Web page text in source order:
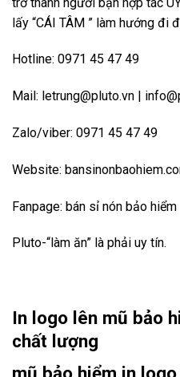
lấy “CÁI TÂM ” làm hướng đi
Hotline: 0971 45 47 49
Mail: letrung@pluto.vn |
Zalo/viber: 0971 45 47 49
Website:
Fanpage: bán sỉ nón bảo hiểm
Pluto-“làm ăn” là phải uy tín.
In logo lên mũ bảo
chất lượng